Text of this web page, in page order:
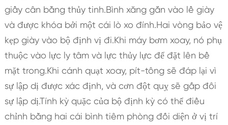
giầy cân bằng thủy tinh.Bình xăng gắn vào lề giày
và được khóa bởi một cái lò xo đính.Hai vòng bảo vệ
kẹp giày vào bộ định vị đi.Khi máy bơm xoay, nó phụ
thuộc vào lực ly tâm và lực thủy lực để đặt lên bề
mặt trong.Khi cánh quạt xoay, pít-tông sẽ đáp lại vì
sự lập dị được xác định, và cơn đột quỵ sẽ gấp đôi
sự lập dị.Tính kỳ quặc của bộ định kỳ có thể điều
chỉnh bằng hai cái bình tiêm phòng đối diện ở vị trí